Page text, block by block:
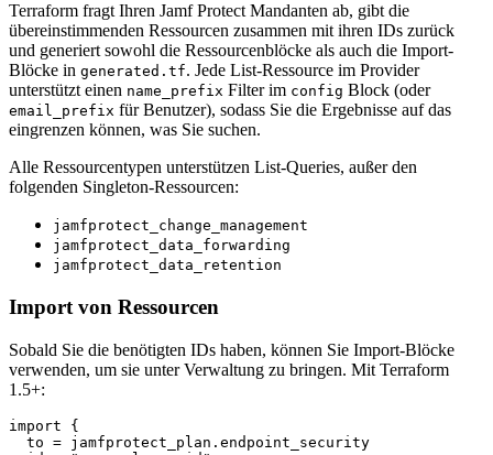
Terraform fragt Ihren Jamf Protect Mandanten ab, gibt die
übereinstimmenden Ressourcen zusammen mit ihren IDs zurück
und generiert sowohl die Ressourcenblöcke als auch die Import-
Blöcke in generated.tf. Jede List-Ressource im Provider
unterstützt einen name_prefix Filter im config Block (oder
email_prefix für Benutzer), sodass Sie die Ergebnisse auf das
eingrenzen können, was Sie suchen.
Alle Ressourcentypen unterstützen List-Queries, außer den
folgenden Singleton-Ressourcen:
jamfprotect_change_management
jamfprotect_data_forwarding
jamfprotect_data_retention
Import von Ressourcen
Sobald Sie die benötigten IDs haben, können Sie Import-Blöcke
verwenden, um sie unter Verwaltung zu bringen. Mit Terraform
1.5+:
import {
  to = jamfprotect_plan.endpoint_security